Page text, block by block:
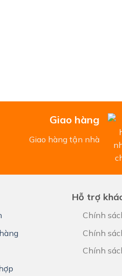
Giao hàng
Giao hàng tận nhà
Hỗ trợ
Chính
Chính
Chính